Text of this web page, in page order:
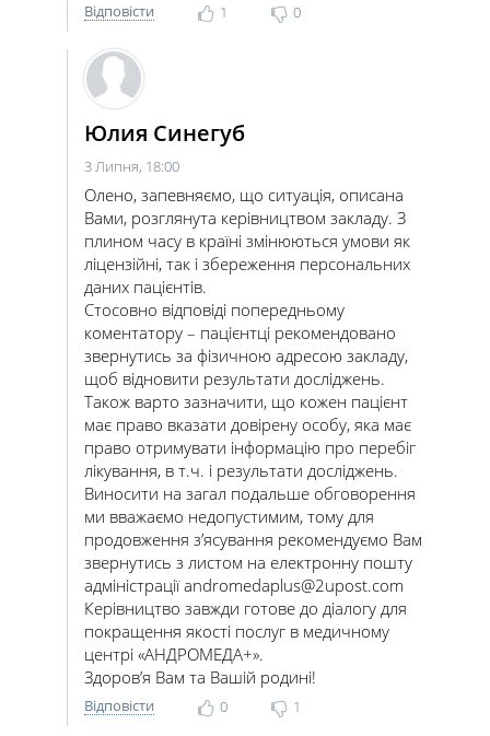
Відповісти 1 0
Юлия Синегуб
3 Липня, 18:00
Олено, запевняємо, що ситуація, описана
Вами, розглянута керівництвом закладу. З
плином часу в країні змінюються умови як
ліцензійні, так і збереження персональних
даних пацієнтів.
Стосовно відповіді попередньому
коментатору – пацієнтці рекомендовано
звернутись за фізичною адресою закладу,
щоб відновити результати досліджень.
Також варто зазначити, що кожен пацієнт
має право вказати довірену особу, яка має
право отримувати інформацію про перебіг
лікування, в т.ч. і результати досліджень.
Виносити на загал подальше обговорення
ми вважаємо недопустимим, тому для
продовження з’ясування рекомендуємо Вам
звернутись з листом на електронну пошту
адміністраціїandromedaplus@2upost.com
Керівництво завжди готове до діалогу для
покращення якості послуг в медичному
центрі «АНДРОМЕДА+».
Здоров’я Вам та Вашій родині!
Відповісти 0 1